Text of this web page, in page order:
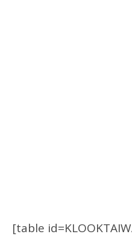
[table